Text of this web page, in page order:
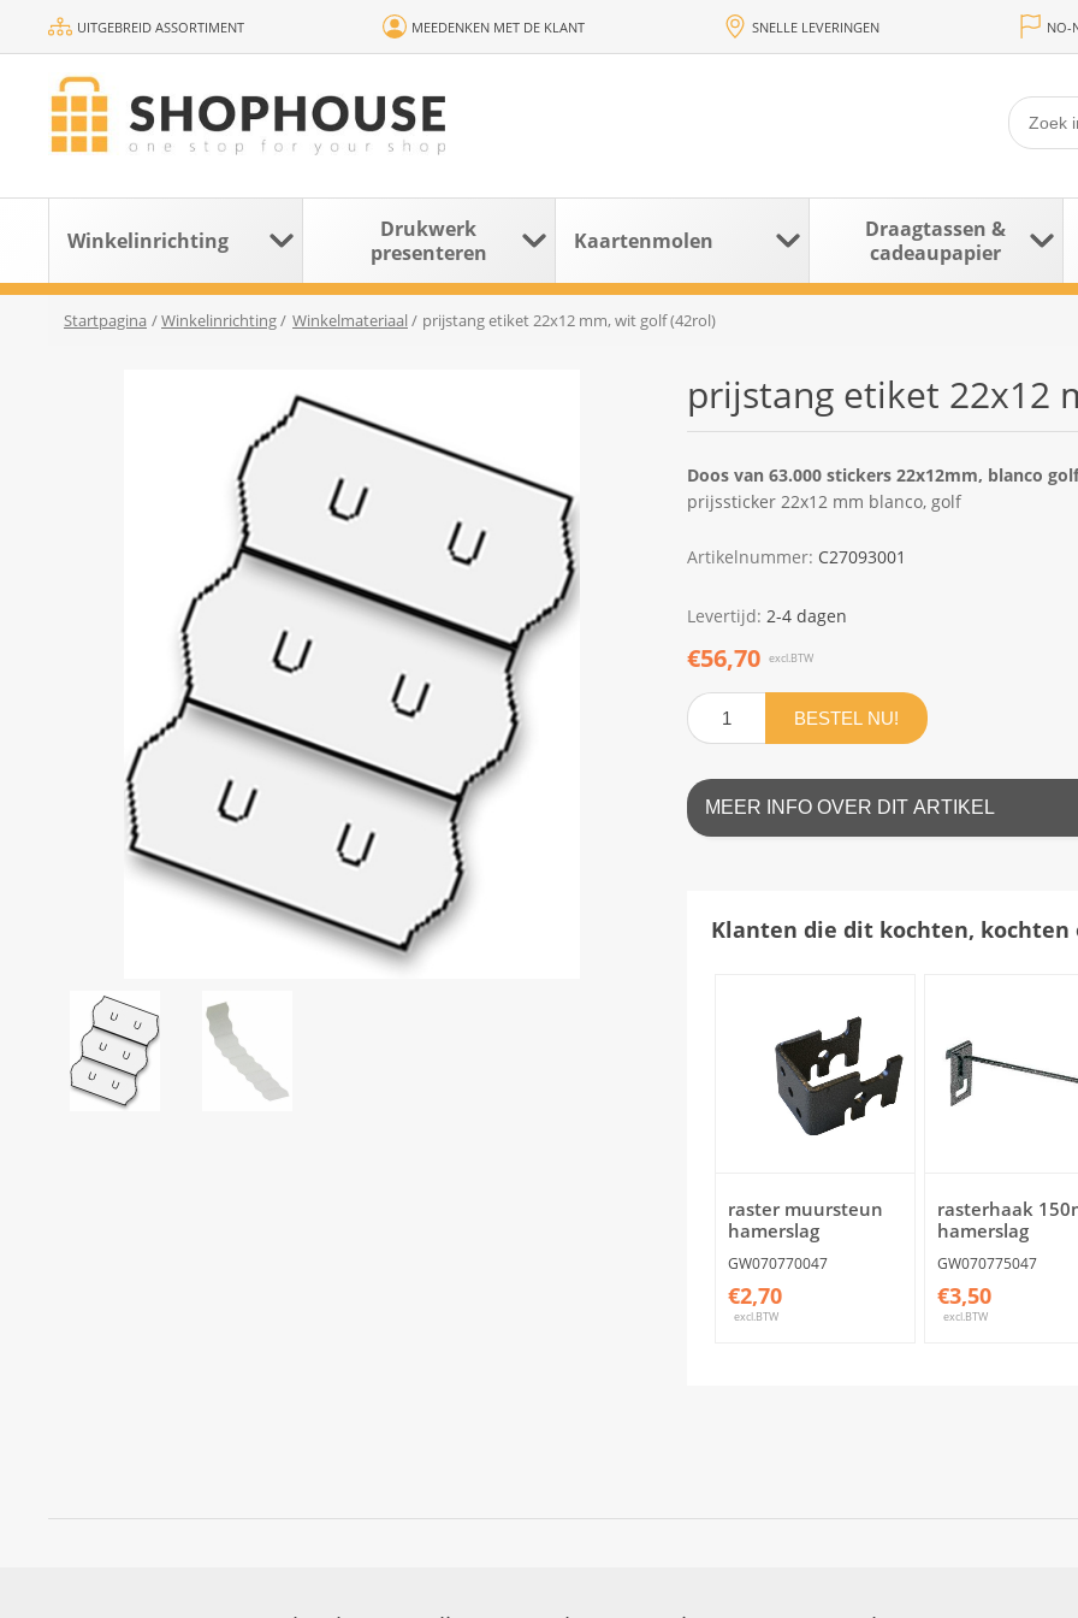
UITGEBREID ASSORTIMENT MEEDENKEN MET DE KLANT SNELLE LEVERINGEN NO-
Winkelinrichting
Drukwerk
presenteren
Kaartenmolen
Draagtassen &
cadeaupapier
Startpagina /Winkelinrichting/ Winkelmateriaal / prijstang etiket 22x12 mm, wit golf (42rol)
prijstang etiket 22x12
Doos van 63.000 stickers 22x12mm, blanco
prijssticker 22x12 mm blanco, golf
Artikelnummer: C27093001
Levertijd: 2-4 dagen
€56,70 excl.BTW
BESTEL NU!
MEER INFO OVER DIT ARTIKEL
Klanten die dit kochten, kochten
raster muursteun
hamerslag
GW070770047
€2,70
excl.BTW
rasterhaak
hamerslag
GW070775047
€3,50
excl.BTW